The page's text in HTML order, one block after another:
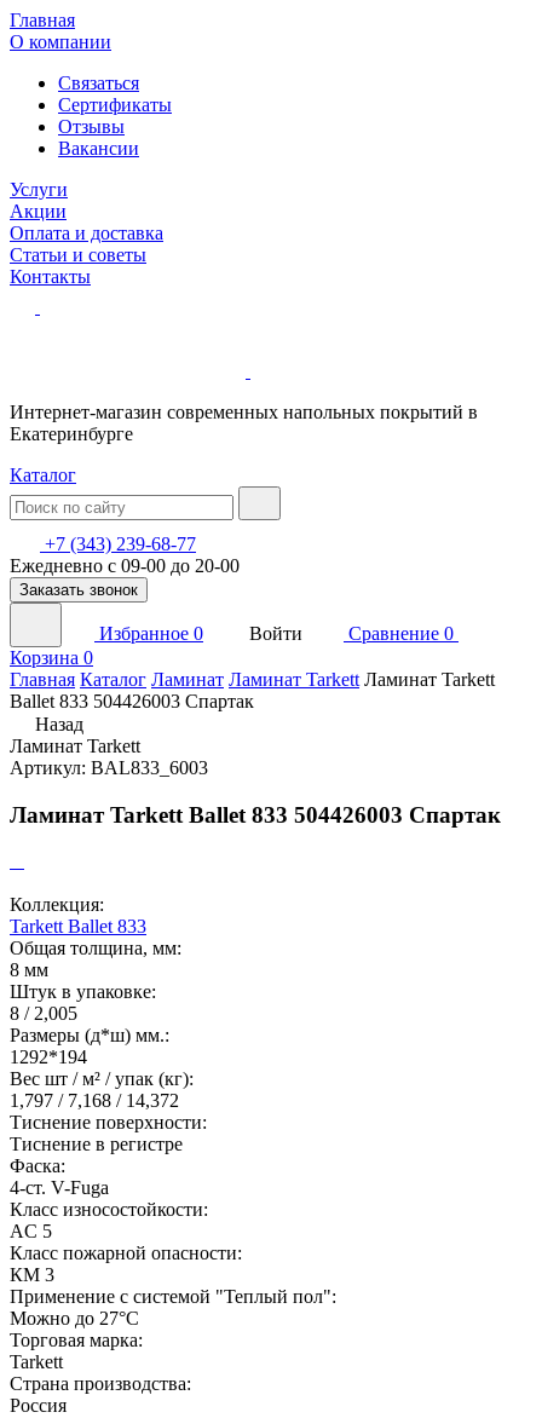
Главная
О компании
Связаться
Сертификаты
Отзывы
Вакансии
Услуги
Акции
Оплата и доставка
Статьи и советы
Контакты
Интернет-магазин современных напольных покрытий в
Екатеринбурге
Каталог
+7 (343) 239-68-77
Ежедневно с 09-00 до 20-00
Заказать звонок
Избранное 0 Войти Сравнение 0
Корзина 0
Главная Каталог Ламинат Ламинат Tarkett Ламинат Tarkett
Ballet 833 504426003 Спартак
Назад
Ламинат Tarkett
Артикул: BAL833_6003
Ламинат Tarkett Ballet 833 504426003 Спартак
Коллекция:
Tarkett Ballet 833
Общая толщина, мм:
8 мм
Штук в упаковке:
8 / 2,005
Размеры (д*ш) мм.:
1292*194
Вес шт / м² / упак (кг):
1,797 / 7,168 / 14,372
Тиснение поверхности:
Тиснение в регистре
Фаска:
4-ст. V-Fuga
Класс износостойкости:
AC 5
Класс пожарной опасности:
КМ 3
Применение с системой "Теплый пол":
Можно до 27°С
Торговая марка:
Tarkett
Страна производства:
Россия